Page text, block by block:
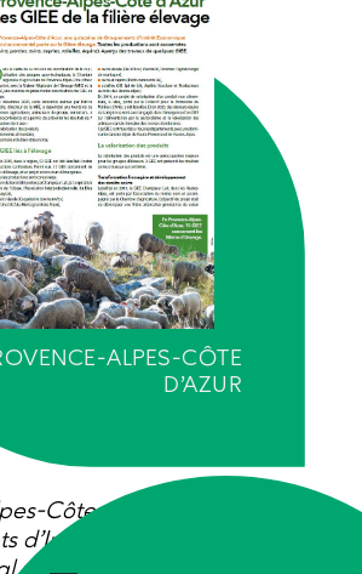
ALPES-CÔTE
D’AZUR
Côte d’Azur, une quinzaine
d’Intérêt Economique et